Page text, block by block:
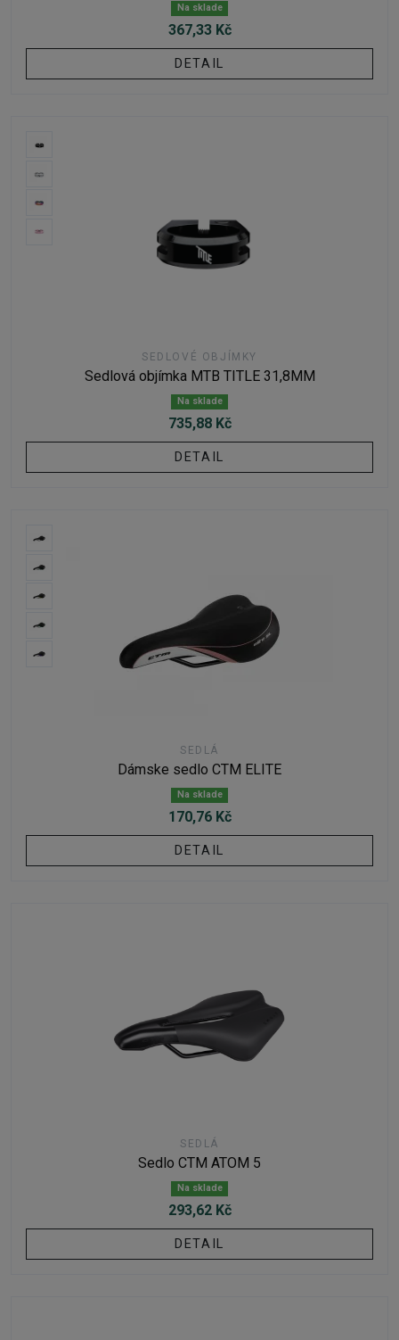
Na sklade
367,33 Kč
DETAIL
SEDLOVÉ OBJÍMKY
Sedlová objímka MTB TITLE 31,8MM
Na sklade
735,88 Kč
DETAIL
SEDLÁ
Dámske sedlo CTM ELITE
Na sklade
170,76 Kč
DETAIL
SEDLÁ
Sedlo CTM ATOM 5
Na sklade
293,62 Kč
DETAIL